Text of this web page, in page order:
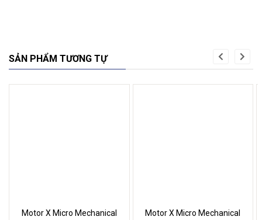
SẢN PHẨM TƯƠNG TỰ
Motor X Micro Mechanical
Motor X Micro Mechanical